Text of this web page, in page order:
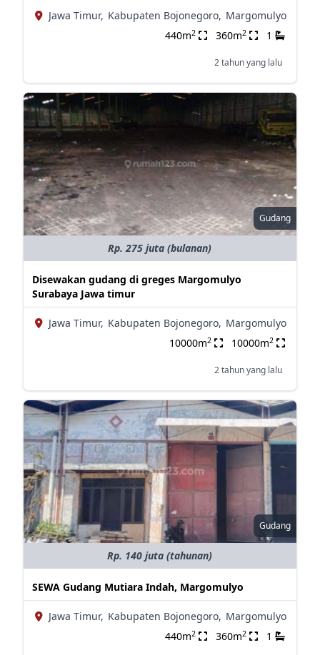
Jawa Timur, Kabupaten Bojonegoro, Margomulyo
440m2 360m2 1
2 tahun yang lalu
Gudang
Rp. 275 juta (bulanan)
Disewakan gudang di greges Margomulyo
Surabaya Jawa timur
Jawa Timur, Kabupaten Bojonegoro, Margomulyo
10000m2 10000m2
2 tahun yang lalu
Gudang
Rp. 140 juta (tahunan)
SEWA Gudang Mutiara Indah, Margomulyo
Jawa Timur, Kabupaten Bojonegoro, Margomulyo
440m2 360m2 1